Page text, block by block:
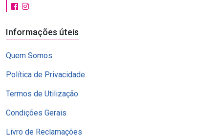
Informações úteis
Quem Somos
Política de Privacidade
Termos de Utilização
Condições Gerais
Livro de Reclamações